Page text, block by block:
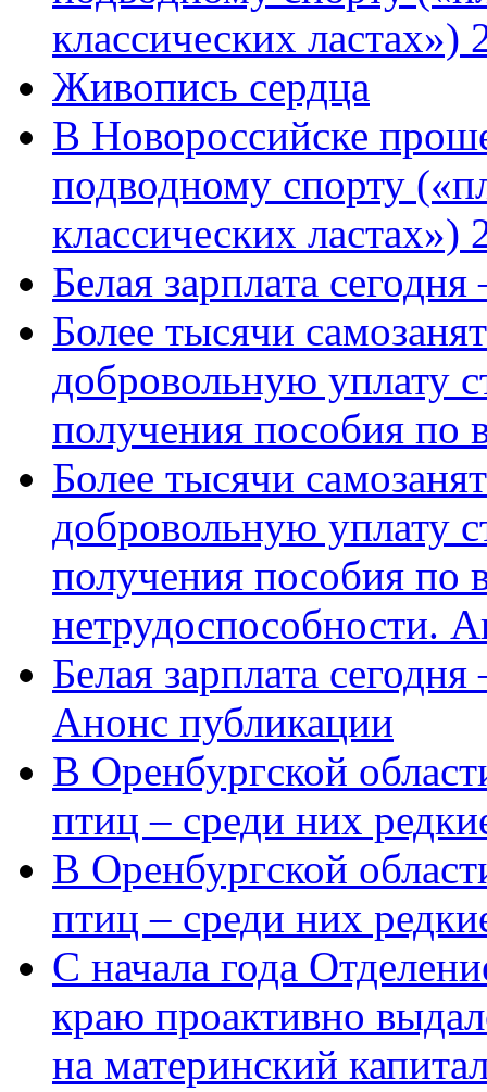
классических
Живопись сердца
В Новороссийске
подводному спорту
классических ластах»)
Белая зарплата
Более тысячи
добровольную уплату
получения пособия по
Более тысячи
добровольную уплату
получения пособия по
нетрудоспособности.
Белая зарплата
Анонс публикации
В Оренбургской
птиц – среди них
В Оренбургской
птиц – среди них
С начала года
краю проактивно
на материнский